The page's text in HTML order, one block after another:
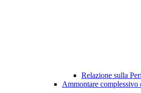
Relazione sulla
Ammontare complessivo